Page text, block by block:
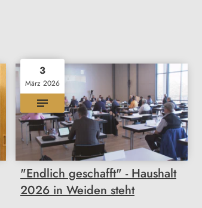
3
März 2026
"Endlich geschafft" - Haushalt
2026 in Weiden steht